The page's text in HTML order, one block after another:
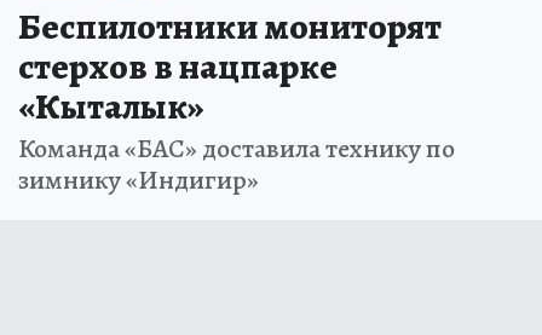
Беспилотники мониторят
стерхов в нацпарке
«Кыталык»
Команда «БАС» доставила технику по
зимнику «Индигир»